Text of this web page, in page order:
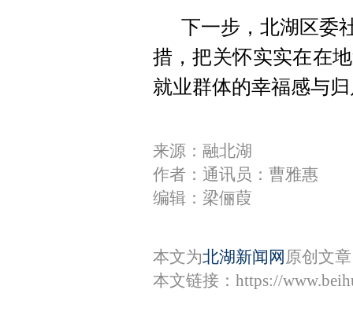
下一步，北湖区委
措，把关怀实实在在
就业群体的幸福感与
来源：融北湖
作者：通讯员：曹雅惠
编辑：梁俪葭
本文为北湖新闻网 原创文
本文链接： https://